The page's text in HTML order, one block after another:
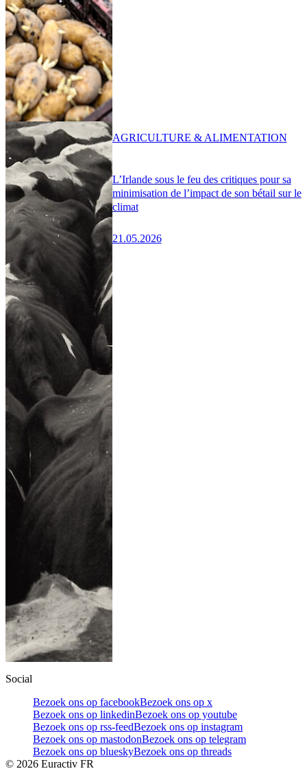
L’Irlande sous le feu des critiques pour sa
minimisation de l’impact de son bétail sur le
climat
21.05.2026
AGRICULTURE & ALIMENTATION
Social
Bezoek ons op facebookBezoek ons op x
Bezoek ons op linkedinBezoek ons op youtube
Bezoek ons op rss-feedBezoek ons op instagram
Bezoek ons op mastodonBezoek ons op telegram
Bezoek ons op blueskyBezoek ons op threads
© 2026 Euractiv FR